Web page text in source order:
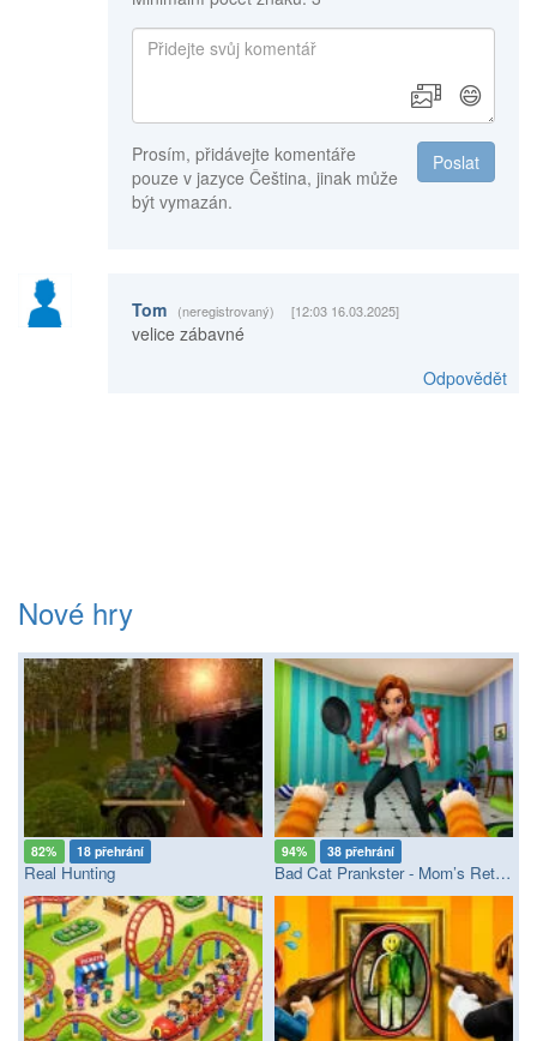
😄
Poslat
Prosím, přidávejte komentáře
pouze v jazyce Čeština, jinak může
být vymazán.
Tom (neregistrovaný) [12:03 16.03.2025]
velice zábavné
Odpovědět
Nové hry
82% 18 přehrání
Real Hunting
94% 38 přehrání
Bad Cat Prankster - Mom’s Return